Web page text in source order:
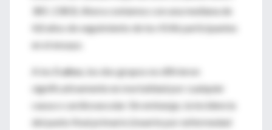
385: 2383). Ahora contamos con una mediana de
4,8 años de seguimiento de los 4146 participantes
en el ensayo.
A los 5 años , los dos grupos no difirieron
significativamente en mortalidad por cualquier
causa o cardiovascular. Sin embargo, la incidencia
del punto final primario (muerte por enfermedad